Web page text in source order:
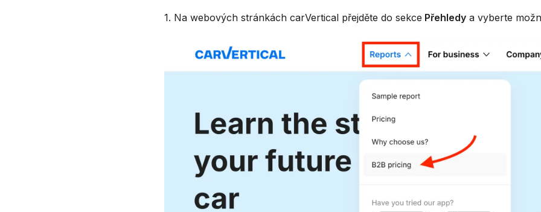
1. Na webových stránkách carVertical přejděte do sekce Přehledy a vyberte